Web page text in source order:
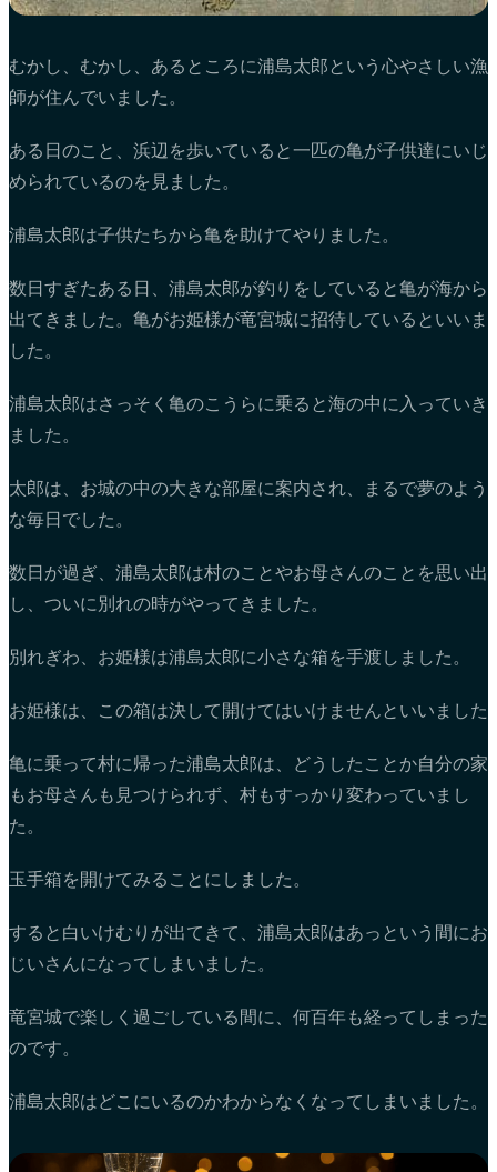
むかし、むかし、あるところに浦島太郎という心やさしい漁
師が住んでいました。
ある日のこと、浜辺を歩いていると一匹の亀が子供達にいじ
められているのを見ました。
浦島太郎は子供たちから亀を助けてやりました。
数日すぎたある日、浦島太郎が釣りをしていると亀が海から
出てきました。亀がお姫様が竜宮城に招待しているといいま
した。
浦島太郎はさっそく亀のこうらに乗ると海の中に入っていき
ました。
太郎は、お城の中の大きな部屋に案内され、まるで夢のよう
な毎日でした。
数日が過ぎ、浦島太郎は村のことやお母さんのことを思い出
し、ついに別れの時がやってきました。
別れぎわ、お姫様は浦島太郎に小さな箱を手渡しました。
お姫様は、この箱は決して開けてはいけませんといいました
亀に乗って村に帰った浦島太郎は、どうしたことか自分の家
もお母さんも見つけられず、村もすっかり変わっていまし
た。
玉手箱を開けてみることにしました。
すると白いけむりが出てきて、浦島太郎はあっという間にお
じいさんになってしまいました。
竜宮城で楽しく過ごしている間に、何百年も経ってしまった
のです。
浦島太郎はどこにいるのかわからなくなってしまいました。